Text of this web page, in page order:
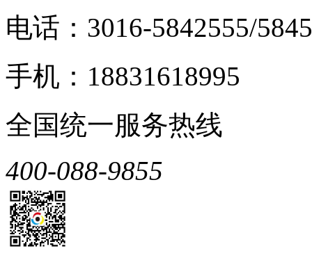
电话：3016-5842555/
手机：18831618995
全国统一服务热线
400-088-9855